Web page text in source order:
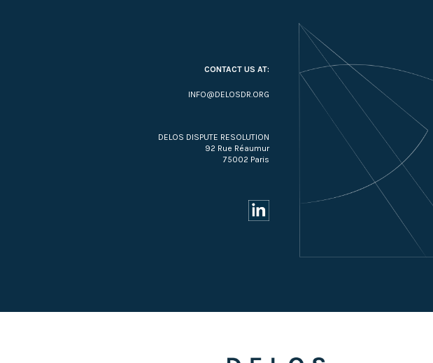
CONTACT US AT:
INFO@DELOSDR.ORG
DELOS DISPUTE RESOLUTION
92 Rue Réaumur
75002 Paris